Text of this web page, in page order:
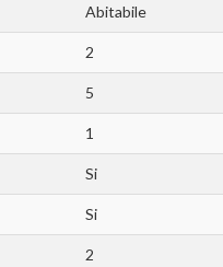
Abitabile
2
5
1
Si
Si
2